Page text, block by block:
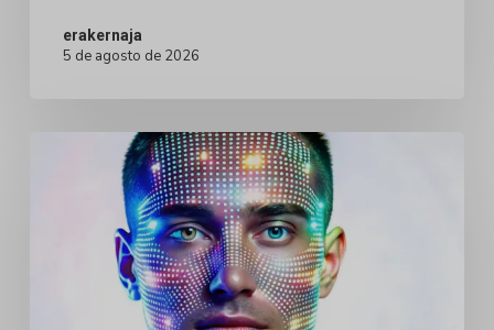
erakernaja
5 de agosto de 2026